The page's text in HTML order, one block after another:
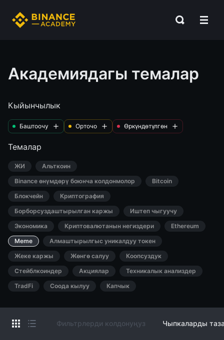
Академиядагы темалар
Кыйынчылык
Баштоочу Орточо Өркүндөтүлгөн
Темалар
ЖИ
Альткоин
Binance өнүмдөрү боюнча колдонмолор
Bitcoin
Блокчейн
Криптография
Борборсуздаштырылган каржы
Иштеп чыгуучу
Экономика
Криптовалютанын негиздери
Ethereum
Meme
Алмаштырылгыс уникалдуу токен
Жеке каржы
Жөнгө салуу
Коопсуздук
Стейблкоиндер
Акциялар
Техникалык анализдер
TradFi
Соода кылуу Капчык
Фильтрлерди колдонуңуз Чыпкаларды